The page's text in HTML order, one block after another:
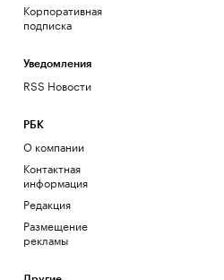
Корпоративная
подписка
Уведомления
RSS Новости
РБК
О компании
Контактная
информация
Редакция
Размещение
рекламы